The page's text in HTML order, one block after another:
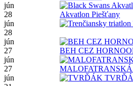
jún
28
Akvatlon Piešťany
jún
28
jún
27
BEH CEZ
jún
27
jún